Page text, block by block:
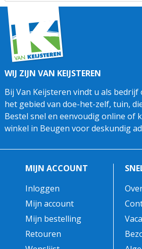
WIJ ZIJN VAN KEIJSTEREN
Bij Van Keijsteren vindt u als
het gebied van doe-het-zelf, tuin,
Bestel snel en eenvoudig online of
winkel in Beugen voor deskundig
MIJN ACCOUNT
Inloggen
Mijn account
Mijn bestelling
Retouren